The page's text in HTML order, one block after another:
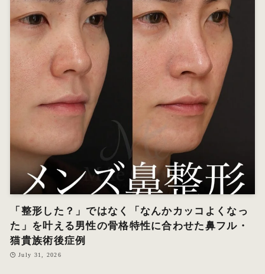
「整形した？」ではなく「なんかカッコよくなっ
た」を叶える男性の骨格特性に合わせた鼻フル・
猫貴族術後症例
July 31, 2026